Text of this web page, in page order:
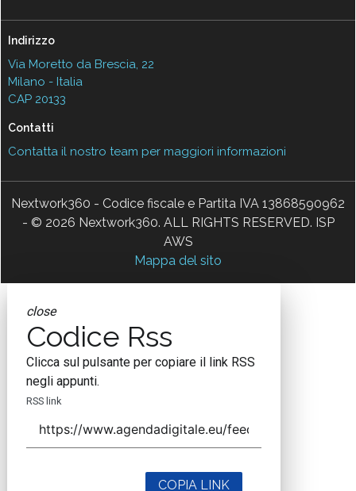
Indirizzo
Via Moretto da Brescia, 22
Milano - Italia
CAP 20133
Contatti
Contatta il nostro team per maggiori informazioni
Nextwork360 - Codice fiscale e Partita IVA 13868590962
- © 2026 Nextwork360. ALL RIGHTS RESERVED. ISP
AWS
Mappa del sito
close
Codice Rss
Clicca sul pulsante per copiare il link RSS
negli appunti.
RSS link
COPIA LINK